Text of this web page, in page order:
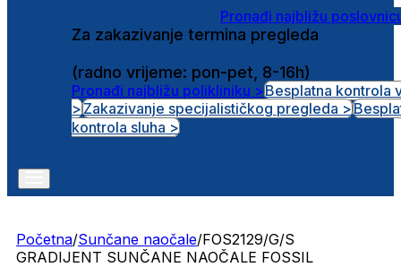
Pronađi najbližu
Za zakazivanje termina pregleda
(radno vrijeme: pon-pet, 8-16h)
Pronađi najbližu polikliniku >Besplatna kontrola
>Zakazivanje specijalističkog pregleda >
kontrola sluha >
Početna/Sunčane naočale/FOS2129/G/S
GRADIJENT SUNČANE NAOČALE FOSSIL